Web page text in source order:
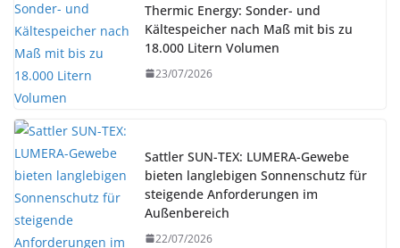
Thermic Energy: Sonder- und
Kältespeicher nach Maß mit bis zu
18.000 Litern Volumen
23/07/2026
Sattler SUN-TEX: LUMERA-Gewebe
bieten langlebigen Sonnenschutz für
steigende Anforderungen im
Außenbereich
22/07/2026